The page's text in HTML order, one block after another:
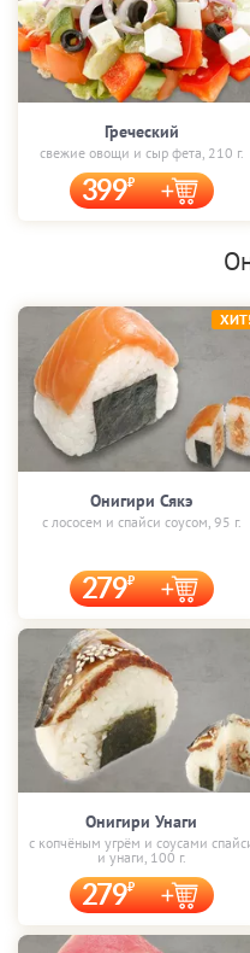
Греческий
свежие овощи и сыр фета, 210 г.
399
Онигири Сякэ
с лососем и спайси соусом, 95 г.
279
ХИТ!
Онигири Унаги
с копчёным угрём и соусами
и унаги, 100 г.
279